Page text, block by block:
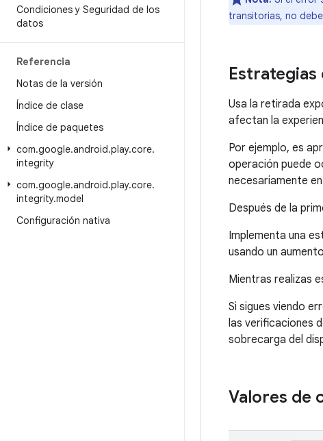
Condiciones y Seguridad de los
datos
Referencia
Notas de la versión
Índice de clase
Índice de paquetes
com.google.android.play.core.
integrity
com.google.android.play.core.
integrity.model
Configuración nativa
transitorias, no
Usa la retirada
afectan la
Por ejemplo, es
operación puede
necesariamente
Después de la
Implementa una
usando un
Mientras realizas
Si sigues viendo
las verificaciones
sobrecarga del
Valores de